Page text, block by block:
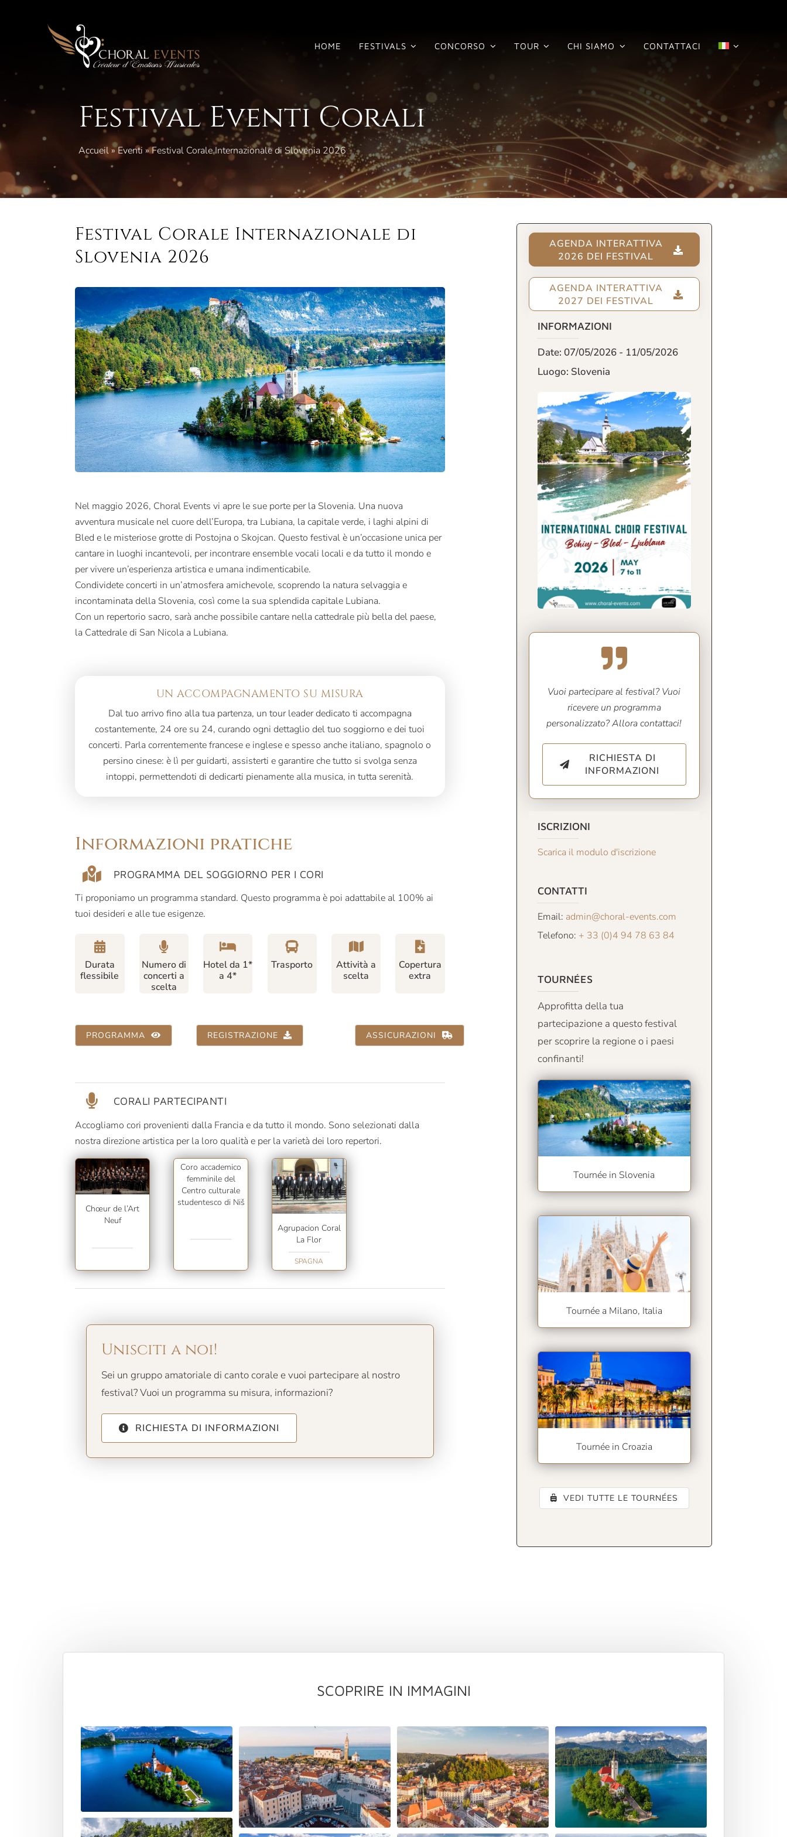
HOME FESTIVALS CONCORSO TOUR CHI SIAMO CONTATTACI
Festival Eventi Corali
Accueil »Eventi »Festival Corale Internazionale di Slovenia 2026
Festival Corale Internazionale di
Slovenia 2026
Nel maggio 2026, Choral Events vi apre le sue porte per la Slovenia. Una nuova
avventura musicale nel cuore dell’Europa, tra Lubiana, la capitale verde, i laghi alpini di
Bled e le misteriose grotte di Postojna o Skojcan. Questo festival è un’occasione unica per
cantare in luoghi incantevoli, per incontrare ensemble vocali locali e da tutto il mondo e
per vivere un’esperienza artistica e umana indimenticabile.
Condividete concerti in un’atmosfera amichevole, scoprendo la natura selvaggia e
incontaminata della Slovenia, così come la sua splendida capitale Lubiana.
Con un repertorio sacro, sarà anche possibile cantare nella cattedrale più bella del paese,
la Cattedrale di San Nicola a Lubiana.
UN ACCOMPAGNAMENTO SU MISURA
Dal tuo arrivo fino alla tua partenza, un tour leader dedicato ti accompagna
costantemente, 24 ore su 24, curando ogni dettaglio del tuo soggiorno e dei tuoi
concerti. Parla correntemente francese e inglese e spesso anche italiano, spagnolo o
persino cinese: è lì per guidarti, assisterti e garantire che tutto si svolga senza
intoppi, permettendoti di dedicarti pienamente alla musica, in tutta serenità.
Informazioni pratiche
PROGRAMMA DEL SOGGIORNO PER I CORI
Ti proponiamo un programma standard. Questo programma è poi adattabile al 100% ai
tuoi desideri e alle tue esigenze.
Durata
flessibile
Numero di
concerti a
scelta
Hotel da 1*
a 4*
Trasporto
Attività a
scelta
Copertura
extra
PROGRAMMA REGISTRAZIONE ASSICURAZIONI
CORALI PARTECIPANTI
Accogliamo cori provenienti dalla Francia e da tutto il mondo. Sono selezionati dalla
nostra direzione artistica per la loro qualità e per la varietà dei loro repertori.
Chœur de l’Art
Neuf
Coro accademico
femminile del
Centro culturale
studentesco di Niš
Agrupacion Coral
La Flor
SPAGNA
Unisciti a noi!
Sei un gruppo amatoriale di canto corale e vuoi partecipare al nostro
festival? Vuoi un programma su misura, informazioni?
RICHIESTA DI INFORMAZIONI
AGENDA INTERATTIVA
2026 DEI FESTIVAL
AGENDA INTERATTIVA
2027 DEI FESTIVAL
INFORMAZIONI
Date: 07/05/2026 - 11/05/2026
Luogo: Slovenia
Vuoi partecipare al festival? Vuoi
ricevere un programma
personalizzato? Allora contattaci!
RICHIESTA DI
INFORMAZIONI
ISCRIZIONI
Scarica il modulo d'iscrizione
CONTATTI
Email: admin@choral-events.com
Telefono: + 33 (0)4 94 78 63 84
TOURNÉES
Approfitta della tua
partecipazione a questo festival
per scoprire la regione o i paesi
confinanti!
Tournée in Slovenia
Tournée a Milano, Italia
Tournée in Croazia
VEDI TUTTE LE TOURNÉES
SCOPRIRE IN IMMAGINI